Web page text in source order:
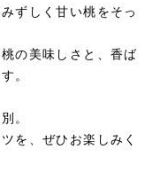
ずしく甘い桃をそっ
の美味しさと、香ば
。
。
を、ぜひお楽しみく